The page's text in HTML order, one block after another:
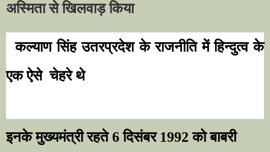
अस्मिता से खिलवाड़ किया
कल्याण सिंह उतरप्रदेश के राजनीति में हिन्दुत्व के
एक ऐसे चेहरे थे
इनके मुख्यमंत्री रहते6दिसंबर 1992को बाबरी